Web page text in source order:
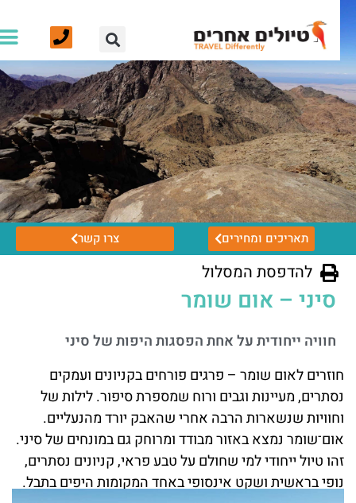
תאריכים ומחירים צרו קשר
להדפסת המסלול
סיני – אום שומר
חוויה ייחודית על אחת הפסגות היפות של סיני
חוזרים לאום שומר – פרגים פורחים בקניונים ועמקים
נסתרים, מעיינות וגבים ורוח שמספרת סיפור. לילות של
וחוויות שנשארות הרבה אחרי שהאבק יורד מהנעליים.
אום־שומר נמצא באזור מבודד ומרוחק גם במונחים של סיני.
זהו טיול ייחודי למי שחולם על טבע פראי, קניונים נסתרים,
נופי בראשית ושקט אינסופי באחד המקומות היפים בתבל.